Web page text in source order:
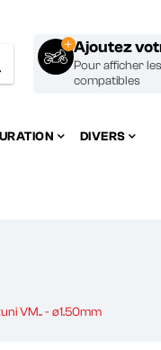
Ajoutez
Pour afficher
compatibles
DIVERS
VM.. - ø1.50mm